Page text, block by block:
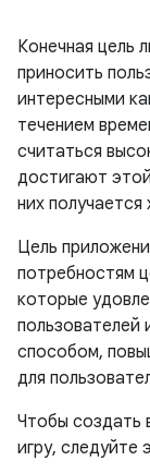
Конечная цель
приносить
интересными
течением
считаться
достигают
них
Цель
потребностям
которые
пользователей
способом,
для
Чтобы создать
игру, следуйте